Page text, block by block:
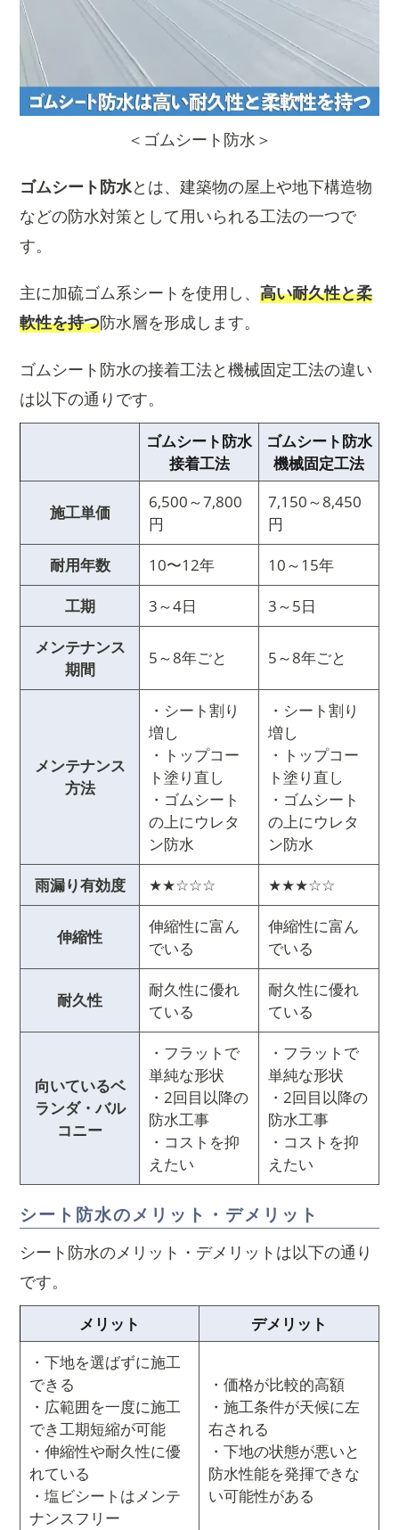
＜ゴムシート防水＞
ゴムシート防水とは、建築物の屋上や地下構造物
などの防水対策として用いられる工法の一つで
す。
主に加硫ゴム系シートを使用し、 高い耐久性と柔
軟性を持つ防水層を形成します。
ゴムシート防水の接着工法と機械固定工法の違い
は以下の通りです。
ゴムシート防水
接着工法
ゴムシート防水
機械固定工法
施工単価
6,500～7,800
円
7,150～8,450
円
耐用年数
10〜12年
10～15年
工期
3～4日
3～5日
メンテナンス
期間
5～8年ごと 5～8年ごと
メンテナンス
方法
・シート割り
増し
・トップコー
ト塗り直し
・ゴムシート
の上にウレタ
ン防水
・シート割り
増し
・トップコー
ト塗り直し
・ゴムシート
の上にウレタ
ン防水
雨漏り有効度
★★☆☆☆ ★★★☆☆
伸縮性
伸縮性に富ん
でいる
伸縮性に富ん
でいる
耐久性
耐久性に優れ
ている
耐久性に優れ
ている
向いているベ
ランダ・バル
コニー
・フラットで
単純な形状
・2回目以降の
防水工事
・コストを抑
えたい
・フラットで
単純な形状
・2回目以降の
防水工事
・コストを抑
えたい
シート防水のメリット・デメリット
シート防水のメリット・デメリットは以下の通り
です。
メリット
デメリット
・下地を選ばずに施工
できる
・広範囲を一度に施工
でき工期短縮が可能
・伸縮性や耐久性に優
れている
・塩ビシートはメンテ
ナンスフリー
・価格が比較的高額
・施工条件が天候に左
右される
・下地の状態が悪いと
防水性能を発揮できな
い可能性がある